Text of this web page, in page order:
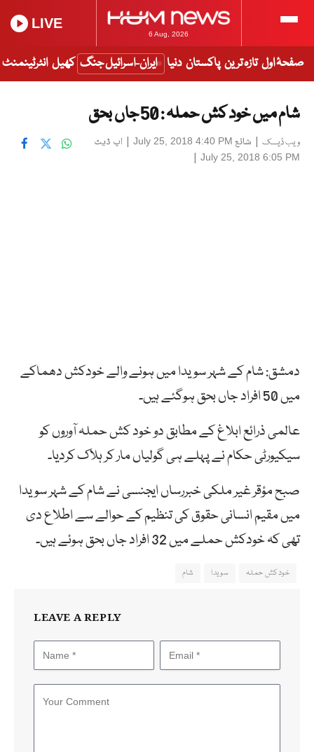
6 Aug, 2026
LIVE
صفحۂ اول تازہ ترین پاکستان دنیا ایران-اسرائیل جنگ کھیل انٹرٹینمنٹ
شام میں خود کش حملہ : 50 جاں بحق
ویب ڈیسک | شائع July 25, 2018 4:40 PM
| اپ ڈیٹ
July 25, 2018 6:05 PM
|
دمشق: شام کے شہر سویدا میں ہونے والے خودکش دھماکے
میں 50 افراد جاں بحق ہوگئے ہیں۔
عالمی ذرائع ابلاغ کے مطابق دو خود کش حملہ آوروں کو
سیکیورٹی حکام نے پہلے ہی گولیاں مار کر ہلاک کردیا۔
صبح مؤقر غیر ملکی خبررساں ایجنسی نے شام کے شہر سویدا
میں مقیم انسانی حقوق کی تنظیم کے حوالے سے اطلاع دی
تھی کہ خودکش حملے میں 32 افراد جاں بحق ہوئے ہیں۔
خودکش حملہ سویدا شام
LEAVE A REPLY